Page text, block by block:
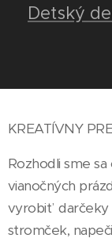
Detský
KREATÍVNY
Rozhodli sme
vianočných
vyrobiť darčeky
stromček,